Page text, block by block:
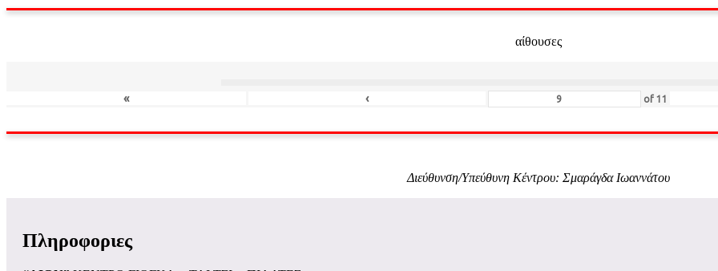
αίθουσες
« ‹ of11
Διεύθυνση/Υπεύθυνη Κέντρου: Σμαράγδα Ιωαννάτου
Πληροφοριες